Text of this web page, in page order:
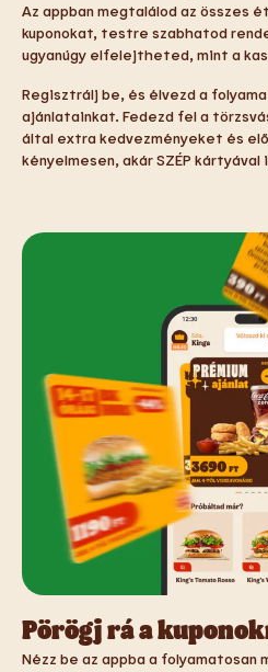
Az appban megtalálod az összes
kuponokat, testre szabhatod
ugyanúgy elfelejtheted, mint a
Regisztrálj be, és élvezd a
ajánlatainkat. Fedezd fel a
által extra kedvezményeket és
kényelmesen, akár SZÉP kártyával
Pörögj rá a
Nézz be az appba a folyamatosan